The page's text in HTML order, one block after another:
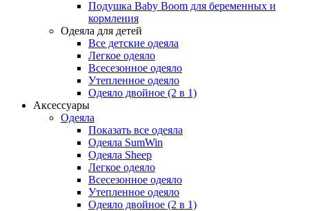
Подушка Baby Boom для беременных и
кормления
Одеяла для детей
Все детские одеяла
Легкое одеяло
Всесезонное одеяло
Утепленное одеяло
Одеяло двойное (2 в 1)
Аксессуары
Одеяла
Показать все одеяла
Одеяла SumWin
Одеяла Sheep
Легкое одеяло
Всесезонное одеяло
Утепленное одеяло
Одеяло двойное (2 в 1)